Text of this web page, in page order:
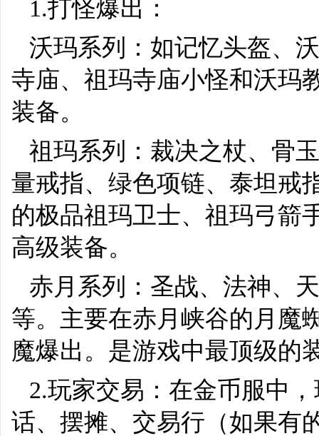
1.打怪爆出：
沃玛系列：如记忆头盔、
寺庙、祖玛寺庙小怪和沃玛
装备。
祖玛系列：裁决之杖、骨
量戒指、绿色项链、泰坦戒
的极品祖玛卫士、祖玛弓箭
高级装备。
赤月系列：圣战、法神、
等。主要在赤月峡谷的月魔
魔爆出。是游戏中最顶级的
2.玩家交易：在金币服中
话、摆摊、交易行（如果有